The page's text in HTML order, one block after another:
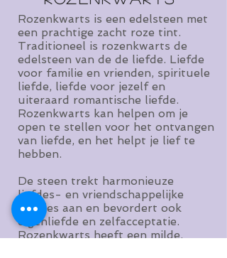
Rozenkwarts is een edelsteen met
een prachtige zacht roze tint.
Traditioneel is rozenkwarts de
edelsteen van de de liefde. Liefde
voor familie en vrienden, spirituele
liefde, liefde voor jezelf en
uiteraard romantische liefde.
Rozenkwarts kan helpen om je
open te stellen voor het ontvangen
van liefde, en het helpt je lief te
hebben.
De steen trekt harmonieuze
liefdes- en vriendschappelijke
relaties aan en bevordert ook
eigenliefde en zelfacceptatie.
Rozenkwarts heeft een milde,